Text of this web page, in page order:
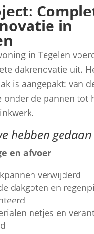
in
in Tegelen
dakrenovatie uit.
is aangepakt: van
onder de pannen tot
hebben gedaan
en afvoer
verwijderd
dakgoten en
netjes en